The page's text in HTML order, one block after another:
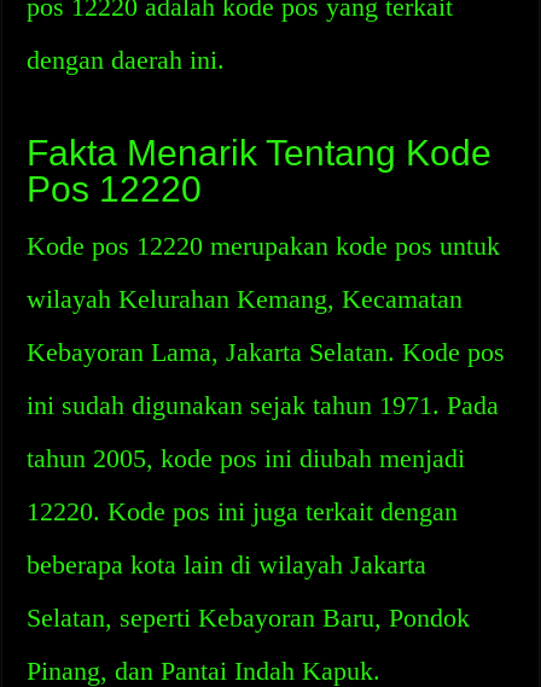
pos 12220 adalah kode pos yang terkait
dengan daerah ini.
Fakta Menarik Tentang Kode
Pos 12220
Kode pos 12220 merupakan kode pos untuk
wilayah Kelurahan Kemang, Kecamatan
Kebayoran Lama, Jakarta Selatan. Kode pos
ini sudah digunakan sejak tahun 1971. Pada
tahun 2005, kode pos ini diubah menjadi
12220. Kode pos ini juga terkait dengan
beberapa kota lain di wilayah Jakarta
Selatan, seperti Kebayoran Baru, Pondok
Pinang, dan Pantai Indah Kapuk.